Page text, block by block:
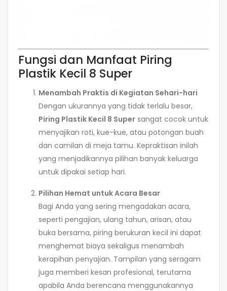
Fungsi dan Manfaat Piring
Plastik Kecil 8 Super
Menambah Praktis di Kegiatan Sehari-hari
Dengan ukurannya yang tidak terlalu besar,
Piring Plastik Kecil 8 Super sangat cocok untuk
menyajikan roti, kue-kue, atau potongan buah
dan camilan di meja tamu. Kepraktisan inilah
yang menjadikannya pilihan banyak keluarga
untuk dipakai setiap hari.
Pilihan Hemat untuk Acara Besar
Bagi Anda yang sering mengadakan acara,
seperti pengajian, ulang tahun, arisan, atau
buka bersama, piring berukuran kecil ini dapat
menghemat biaya sekaligus menambah
kerapihan penyajian. Tampilan yang seragam
juga memberi kesan profesional, terutama
apabila Anda berencana menggunakannya